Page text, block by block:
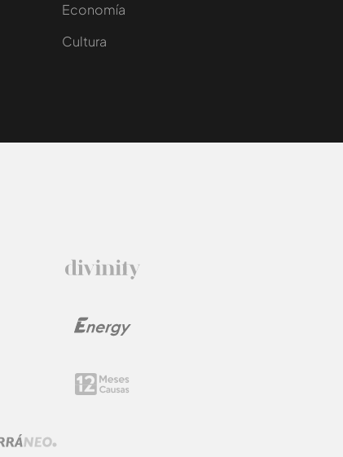
Economía
Cultura